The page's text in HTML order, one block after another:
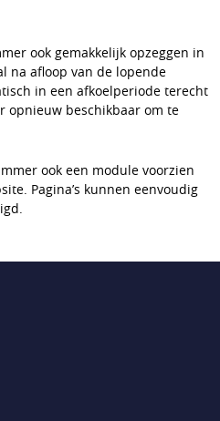
ook gemakkelijk opzeggen in
na afloop van de lopende
in een afkoelperiode terecht
opnieuw beschikbaar om te
ook een module voorzien
Pagina’s kunnen eenvoudig